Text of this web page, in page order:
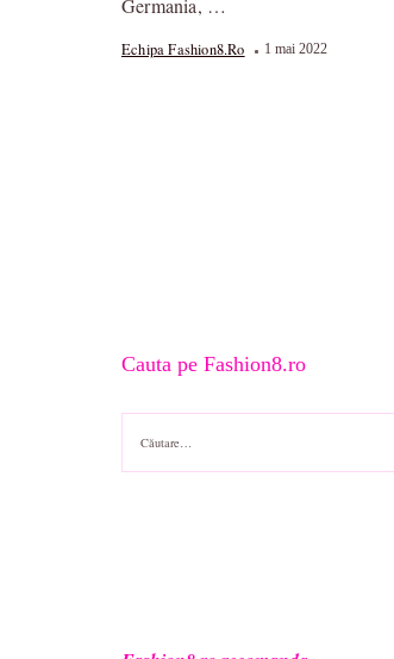
Germania, …
Echipa Fashion8.ro 1 mai 2022
Cauta pe Fashion8.ro
Caută
după: